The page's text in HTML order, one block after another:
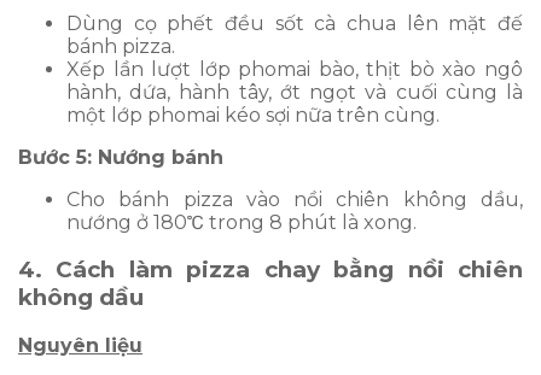
Dùng cọ phết đều sốt cà chua lên mặt đế
bánh pizza.
Xếp lần lượt lớp phomai bào, thịt bò xào ngô
hành, dứa, hành tây, ớt ngọt và cuối cùng là
một lớp phomai kéo sợi nữa trên cùng.
Bước 5: Nướng bánh
Cho bánh pizza vào nồi chiên không dầu,
nướng ở 180℃ trong 8 phút là xong.
4. Cách làm pizza chay bằng nồi chiên
không dầu
Nguyên liệu